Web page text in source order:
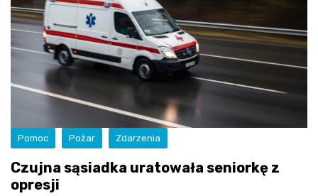
Pomoc Pożar Zdarzenia
Czujna sąsiadka uratowała seniorkę z
opresji